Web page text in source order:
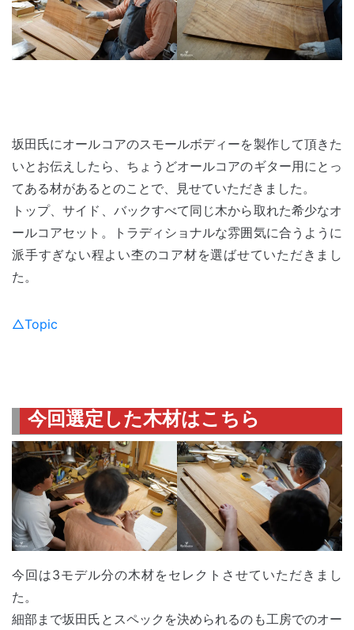
坂田氏にオールコアのスモールボディーを製作して頂きた
いとお伝えしたら、ちょうどオールコアのギター用にとっ
てある材があるとのことで、見せていただきました。
トップ、サイド、バックすべて同じ木から取れた希少なオ
ールコアセット。トラディショナルな雰囲気に合うように
派手すぎない程よい杢のコア材を選ばせていただきまし
た。
△Topic
今回選定した木材はこちら
今回は3モデル分の木材をセレクトさせていただきまし
た。
細部まで坂田氏とスペックを決められるのも工房でのオー